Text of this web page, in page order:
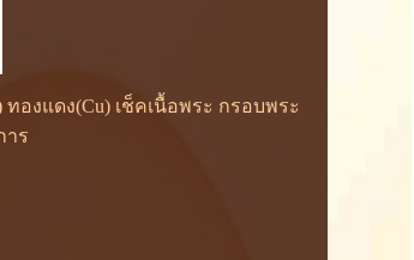
ทองแดง(Cu) เช็คเนื้อพระ กรอบพระ
าร